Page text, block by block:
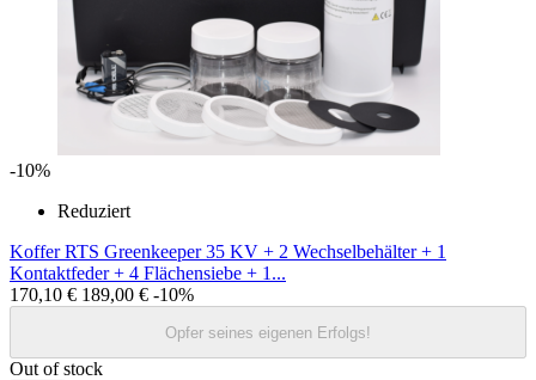
-10%
Reduziert
Koffer RTS Greenkeeper 35 KV + 2 Wechselbehälter + 1
Kontaktfeder + 4 Flächensiebe + 1...
170,10 € 189,00 € -10%
Opfer seines eigenen Erfolgs!
Out of stock